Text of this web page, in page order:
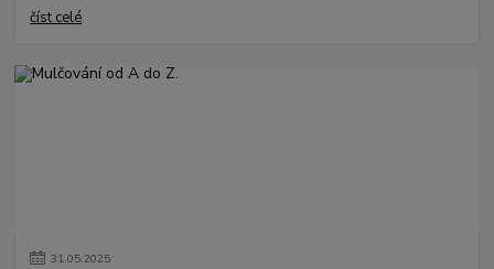
číst celé
31.05.2025